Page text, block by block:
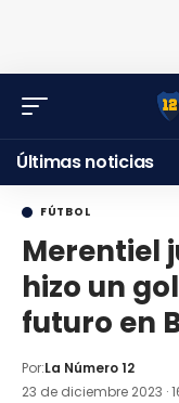
Últimas noticias
FÚTBOL
Merentiel
hizo un
futuro en
Por:La Número 12
23 de diciembre 2023 ·